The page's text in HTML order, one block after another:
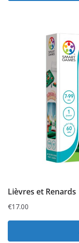
Lièvres et Renards
€17.00